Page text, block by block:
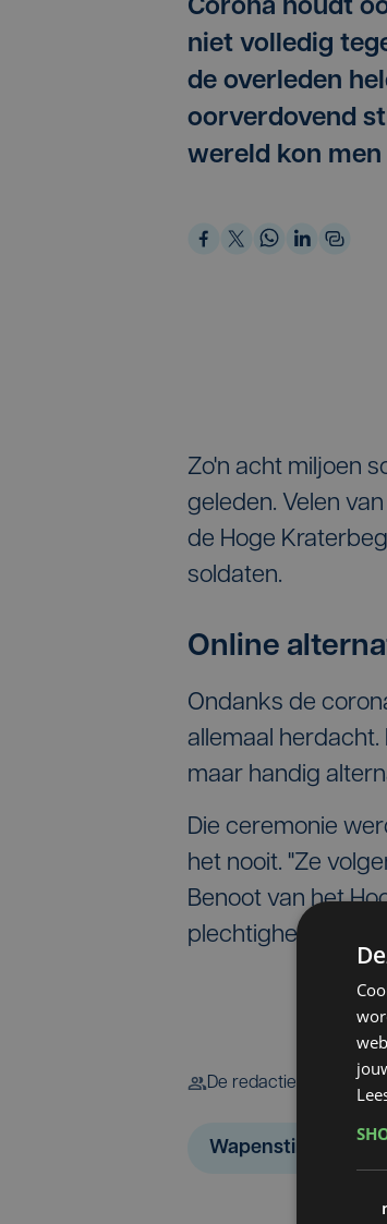
Corona houdt
niet volledig
de overleden
oorverdovend
wereld kon
Zo'n acht miljoen
geleden. Velen
de Hoge
soldaten.
Online
Ondanks de
allemaal herdacht.
maar handig
Die ceremonie
het nooit. "Ze
Benoot van het
plechtigheid voor
De redactie
Wapenstilstand